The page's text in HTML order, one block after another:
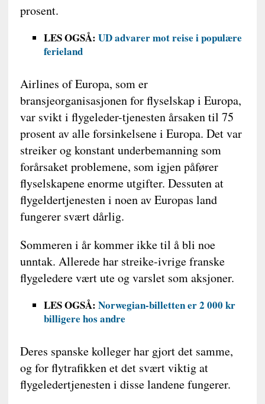
prosent.
LES OGSÅ: UD advarer mot reise i populære
ferieland
Airlines of Europa, som er
bransjeorganisasjonen for flyselskap i Europa,
var svikt i flygeleder-tjenesten årsaken til 75
prosent av alle forsinkelsene i Europa. Det var
streiker og konstant underbemanning som
forårsaket problemene, som igjen påfører
flyselskapene enorme utgifter. Dessuten at
flygeldertjenesten i noen av Europas land
fungerer svært dårlig.
Sommeren i år kommer ikke til å bli noe
unntak. Allerede har streike-ivrige franske
flygeledere vært ute og varslet som aksjoner.
LES OGSÅ: Norwegian-billetten er 2 000 kr
billigere hos andre
Deres spanske kolleger har gjort det samme,
og for flytrafikken et det svært viktig at
flygeledertjenesten i disse landene fungerer.